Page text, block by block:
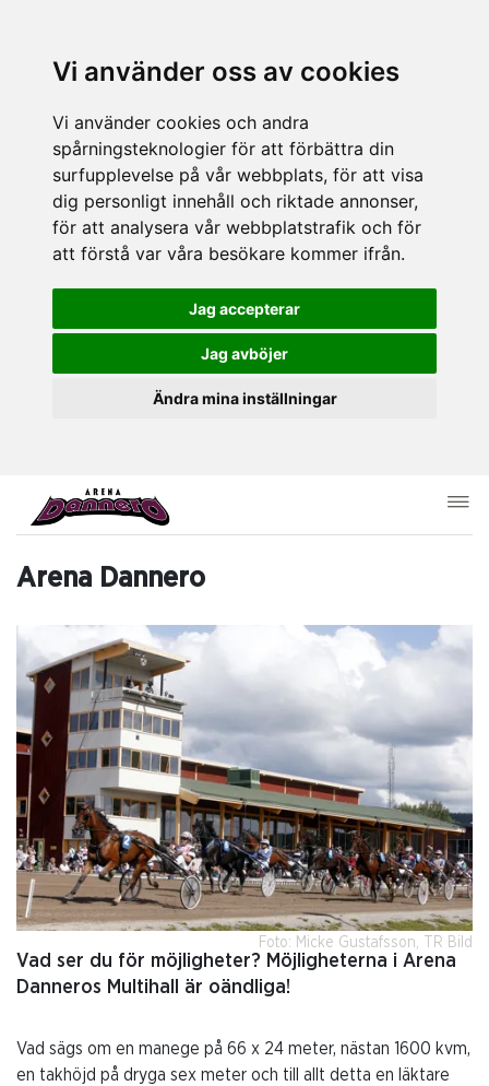
Vi använder oss av cookies
Vi använder cookies och andra
spårningsteknologier för att förbättra din
surfupplevelse på vår webbplats, för att visa
dig personligt innehåll och riktade annonser,
för att analysera vår webbplatstrafik och för
att förstå var våra besökare kommer ifrån.
Jag accepterar
Jag avböjer
Ändra mina inställningar
Foto: Micke Gustafsson, TR Bild
Arena Dannero
Vad ser du för möjligheter? Möjligheterna i Arena
Danneros Multihall är oändliga!
Vad sägs om en manege på 66 x 24 meter, nästan 1600 kvm,
en takhöjd på dryga sex meter och till allt detta en läktare